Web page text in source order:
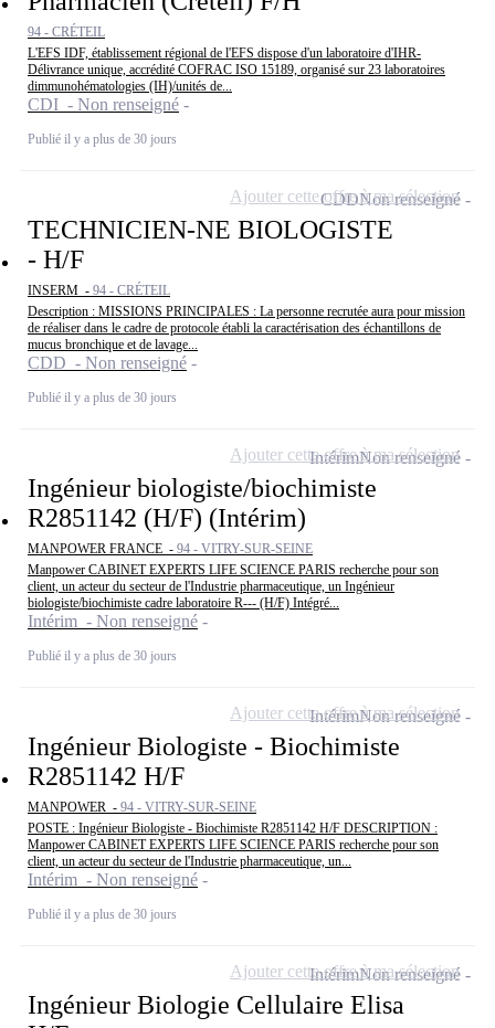
94 - CRÉTEIL
L'EFS IDF, établissement régional de l'EFS dispose d'un laboratoire d'IHR-
Délivrance unique, accrédité COFRAC ISO 15189, organisé sur 23 laboratoires
dimmunohématologies (IH)/unités de...
CDI - Non renseigné
Publié il y a plus de 30 jours
TECHNICIEN-NE BIOLOGISTE
- H/F
INSERM - 94 - CRÉTEIL
Description : MISSIONS PRINCIPALES : La personne recrutée aura pour mission
de réaliser dans le cadre de protocole établi la caractérisation des échantillons de
mucus bronchique et de lavage...
CDD - Non renseigné
Publié il y a plus de 30 jours
CDDNon renseigné
Ajouter cette offre à ma sélection
Ingénieur biologiste/biochimiste
R2851142 (H/F) (Intérim)
MANPOWER FRANCE - 94 - VITRY-SUR-SEINE
Manpower CABINET EXPERTS LIFE SCIENCE PARIS recherche pour son
client, un acteur du secteur de l'Industrie pharmaceutique, un Ingénieur
biologiste/biochimiste cadre laboratoire R--- (H/F) Intégré...
Intérim - Non renseigné
Publié il y a plus de 30 jours
IntérimNon renseigné
Ajouter cette offre à ma sélection
Ingénieur Biologiste - Biochimiste
R2851142 H/F
MANPOWER - 94 - VITRY-SUR-SEINE
POSTE : Ingénieur Biologiste - Biochimiste R2851142 H/F DESCRIPTION :
Manpower CABINET EXPERTS LIFE SCIENCE PARIS recherche pour son
client, un acteur du secteur de l'Industrie pharmaceutique, un...
Intérim - Non renseigné
Publié il y a plus de 30 jours
IntérimNon renseigné
Ajouter cette offre à ma sélection
Ingénieur Biologie Cellulaire Elisa
IntérimNon renseigné
Ajouter cette offre à ma sélection